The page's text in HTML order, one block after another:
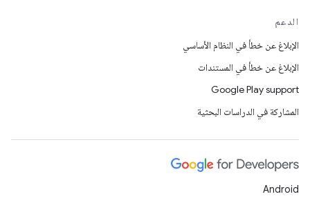
الدعم
الإبلاغ عن خطأ في النظام الأساسي
الإبلاغ عن خطأ في المستندات
Google Play support
المشاركة في الدراسات البحثية
Android